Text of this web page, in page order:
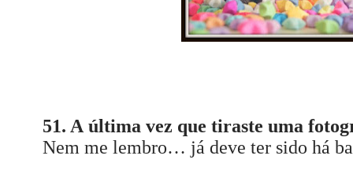
51. A última vez que tiraste uma
Nem me lembro… já deve ter sido há